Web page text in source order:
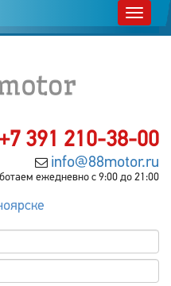
391 210-38-00
info@88motor.ru
ежедневно с 9:00 до 21:00